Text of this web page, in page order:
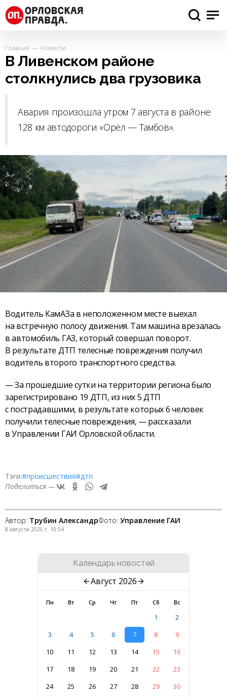
Главная Новости
В Ливенском районе
столкнулись два грузовика
Авария произошла утром 7 августа в районе
128 км автодороги «Орёл — Тамбов».
Водитель КамАЗа в неположенном месте выехал
на встречную полосу движения. Там машина врезалась
в автомобиль ГАЗ, который совершал поворот.
В результате ДТП телесные повреждения получил
водитель второго транспортного средства.
— За прошедшие сутки на территории региона было
зарегистрировано 19 ДТП, из них 5 ДТП
с пострадавшими, в результате которых 6 человек
получили телесные повреждения, — рассказали
в Управлении ГАИ Орловской области.
Тэги:#происшествия#дтп
Поделиться —
Автор: Трубин АлександрФото: Управление ГАИ
8 августа 2025 г. 10:54
Календарь новостей
Август 2026
Пн Вт Ср Чт Пт Сб Вс
1
2
3
4 5 6 7 8
9
10
11 12 13 14 15
16
17
18 19 20 21 22
23
24
25 26 27 28 29
30